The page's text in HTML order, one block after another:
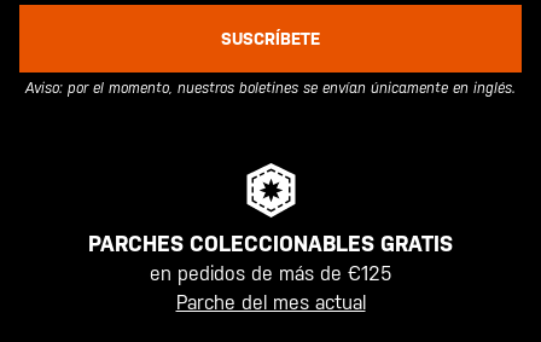
SUSCRÍBETE
Aviso: por el momento, nuestros boletines se envían únicamente en inglés.
PARCHES COLECCIONABLES GRATIS
en pedidos de más de €125
Parche del mes actual